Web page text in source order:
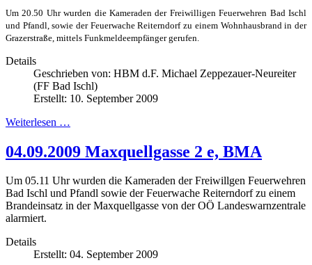
Um 20.50 Uhr wurden die Kameraden der Freiwilligen Feuerwehren Bad Ischl
und Pfandl, sowie der Feuerwache Reiterndorf zu einem Wohnhausbrand in der
Grazerstraße, mittels Funkmeldeempfänger gerufen.
Details
Geschrieben von: HBM d.F. Michael Zeppezauer-Neureiter
(FF Bad Ischl)
Erstellt: 10. September 2009
Weiterlesen …
04.09.2009 Maxquellgasse 2 e, BMA
Um 05.11 Uhr wurden die Kameraden der Freiwillgen Feuerwehren
Bad Ischl und Pfandl sowie der Feuerwache Reiterndorf zu einem
Brandeinsatz in der Maxquellgasse von der OÖ Landeswarnzentrale
alarmiert.
Details
Erstellt: 04. September 2009